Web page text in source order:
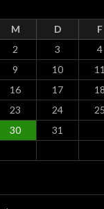
M D F
2 3 4
9 10 11
16 17 18
23 24 25
30 31